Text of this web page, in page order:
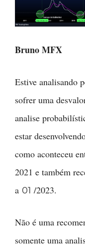
Bruno MFX
Estive analisando
sofrer uma
analise
estar
como aconteceu
2021 e também
a 01 /2023.
Não é uma
somente uma